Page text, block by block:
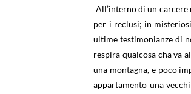
All’interno di un
per i reclusi; in
ultime testimonianze di
respira qualcosa cha va
una montagna, e poco
appartamento una